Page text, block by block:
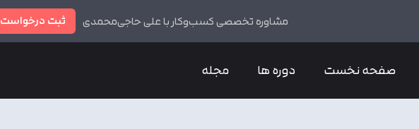
مشاوره تخصصی کسب‌وکار با علی حاجی‌محمدی ثبت درخواست
صفحه نخست دوره ها مجله